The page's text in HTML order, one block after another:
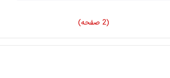
(2 صفحه)